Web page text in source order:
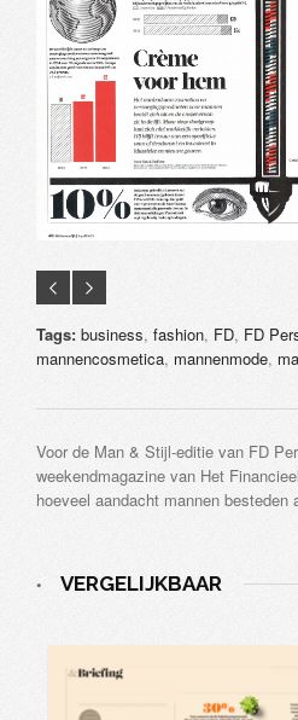
Tags: business, fashion, FD, FD
mannencosmetica, mannenmode,
Voor de Man & Stijl-editie van FD
weekendmagazine van Het
hoeveel aandacht mannen besteden
• VERGELIJKBAAR